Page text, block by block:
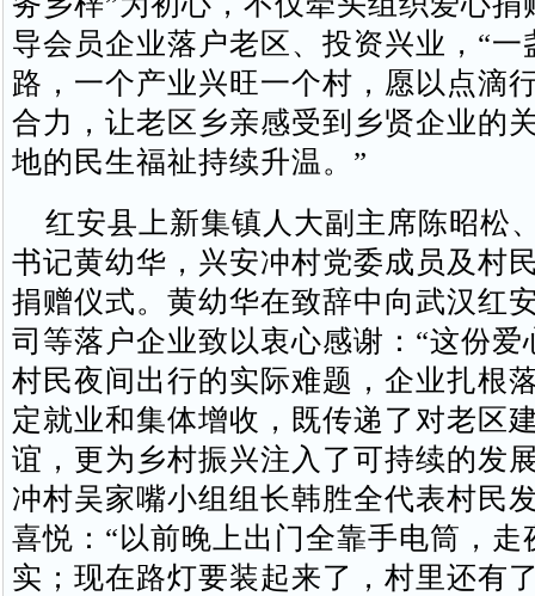
导会员企业落户老区、投资兴业，“一
路，一个产业兴旺一个村，愿以点滴
合力，让老区乡亲感受到乡贤企业的
地的民生福祉持续升温。”
红安县上新集镇人大副主席陈昭松
书记黄幼华，兴安冲村党委成员及村
捐赠仪式。黄幼华在致辞中向武汉红
司等落户企业致以衷心感谢：“这份爱
村民夜间出行的实际难题，企业扎根
定就业和集体增收，既传递了对老区
谊，更为乡村振兴注入了可持续的发
冲村吴家嘴小组组长韩胜全代表村民
喜悦：“以前晚上出门全靠手电筒，走
实；现在路灯要装起来了，村里还有